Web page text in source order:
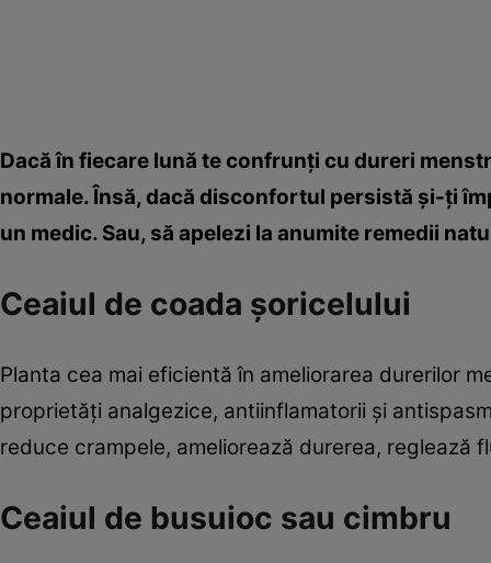
Dacă în fiecare lună te confrunţi cu dureri
normale. Însă, dacă disconfortul persistă şi-ţi
un medic. Sau, să apelezi la anumite remedii
Ceaiul de coada şoricelului
Planta cea mai eficientă în ameliorarea durerilor
proprietăţi analgezice, antiinflamatorii şi
reduce crampele, ameliorează durerea, reglează
Ceaiul de busuioc sau cimbru